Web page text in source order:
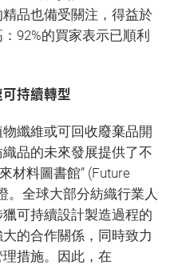
品也備受關注，得益於
92%的買家表示已順利
持續轉型
纖維或可回收廢棄品開
品的未來發展提供了不
材料圖書館” (Future
。全球大部分紡織行業人
可持續設計製造過程的
的合作關係，同時致力
措施。因此，在